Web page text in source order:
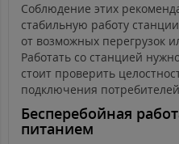
Соблюдение этих
стабильную работу
от возможных перегрузок
Работать со станцией
стоит проверить
подключения
Бесперебойная
питанием